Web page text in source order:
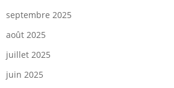
septembre 2025
août 2025
juillet 2025
juin 2025